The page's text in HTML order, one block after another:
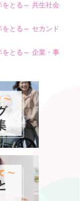
とる～ 共生社会
とる～ セカンド
をとる～ 企業・事